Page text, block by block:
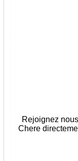
Rejoignez
Chere